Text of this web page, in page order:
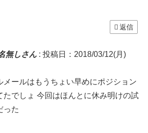
返信
無しさん : 投稿日：2018/03/12(月)
メールはもうちょい早めにポジション
たでしょ 今回はほんとに休み明けの試
った